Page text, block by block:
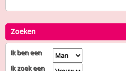
Zoeken
Ik ben een
Ik zoek een